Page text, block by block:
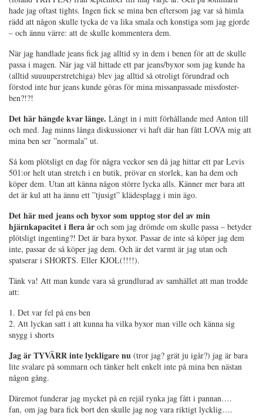
hade jag oftast tights. Ingen fick se mina ben eftersom jag var så himla
rädd att någon skulle tycka de va lika smala och konstiga som jag gjorde
– och ännu värre: att de skulle kommentera dem.
När jag handlade jeans fick jag alltid sy in dem i benen för att de skulle
passa i magen. När jag väl hittade ett par jeans/byxor som jag kunde ha
(alltid suuuuperstretchiga) blev jag alltid så otroligt förundrad och
förstod inte hur jeans kunde göras för mina missanpassade missfoster-
ben?!?!
Det här hängde kvar länge. Långt in i mitt förhållande med Anton till
och med. Jag minns långa diskussioner vi haft där han fått LOVA mig att
mina ben ser ”normala” ut.
Så kom plötsligt en dag för några veckor sen då jag hittar ett par Levis
501:or helt utan stretch i en butik, prövar en storlek, kan ha dem och
köper dem. Utan att känna någon större lycka alls. Känner mer bara att
det är kul att ha ännu ett ”tjusigt” klädesplagg i min ägo.
Det här med jeans och byxor som upptog stor del av min
hjärnkapacitet i flera år och som jag drömde om skulle passa – betyder
plötsligt ingenting?! Det är bara byxor. Passar de inte så köper jag dem
inte, passar de så köper jag dem. Och är det varmt är jag utan och
spatserar i SHORTS. Eller KJOL(!!!!).
Tänk va! Att man kunde vara så grundlurad av samhället att man trodde
att:
1. Det var fel på ens ben
2. Att lyckan satt i att kunna ha vilka byxor man ville och känna sig
snygg i shorts
Jag är TYVÄRR inte lyckligare nu (tror jag? grät ju igår?) jag är bara
lite svalare på sommarn och tänker helt enkelt inte på mina ben nästan
någon gång.
Däremot funderar jag mycket på en rejäl rynka jag fått i pannan….
fan, om jag bara fick bort den skulle jag nog vara riktigt lycklig….